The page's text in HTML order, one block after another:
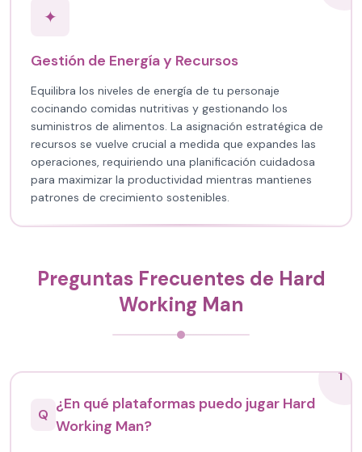
✦
Gestión de Energía y Recursos
Equilibra los niveles de energía de tu personaje
cocinando comidas nutritivas y gestionando los
suministros de alimentos. La asignación estratégica de
recursos se vuelve crucial a medida que expandes las
operaciones, requiriendo una planificación cuidadosa
para maximizar la productividad mientras mantienes
patrones de crecimiento sostenibles.
Preguntas Frecuentes de Hard
Working Man
1
Q
¿En qué plataformas puedo jugar Hard
Working Man?